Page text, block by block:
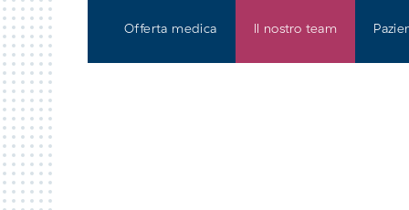
Offerta medica Il nostro team